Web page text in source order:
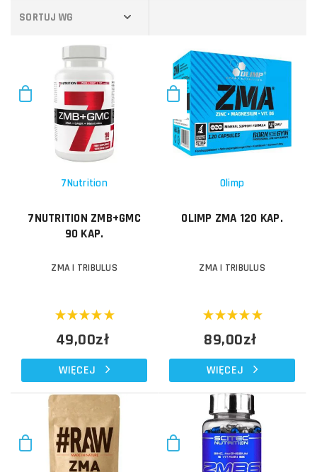
SORTUJ WG
7Nutrition
7NUTRITION ZMB+GMC
90 KAP.
ZMA I TRIBULUS
49,00zł
WIĘCEJ
Olimp
OLIMP ZMA 120 KAP.
ZMA I TRIBULUS
89,00zł
WIĘCEJ